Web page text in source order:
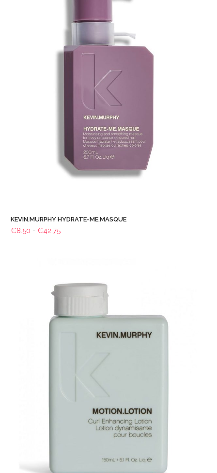
KEVIN.MURPHY HYDRATE-ME.MASQUE
€8.50 - €42.75Prijsklasse: